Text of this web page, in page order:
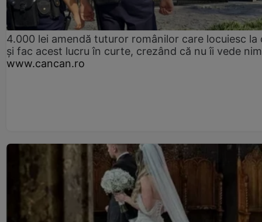
4.000 lei amendă tuturor românilor care locuiesc la
și fac acest lucru în curte, crezând că nu îi vede
www.cancan.ro